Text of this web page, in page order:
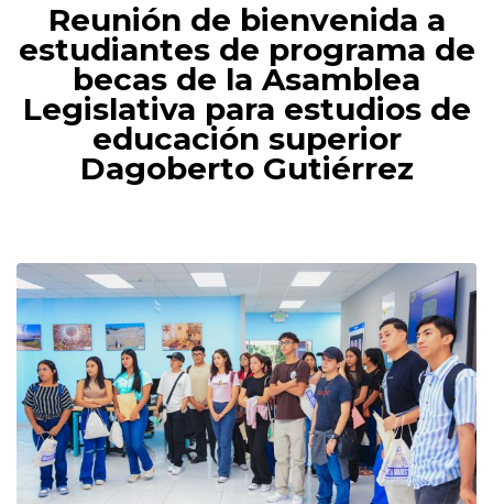
Reunión de bienvenida a
estudiantes de programa de
becas de la Asamblea
Legislativa para estudios de
educación superior
Dagoberto Gutiérrez